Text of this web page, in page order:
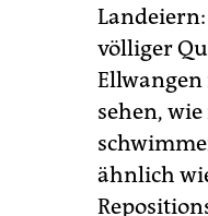
völliger
sehen,
ähnlich